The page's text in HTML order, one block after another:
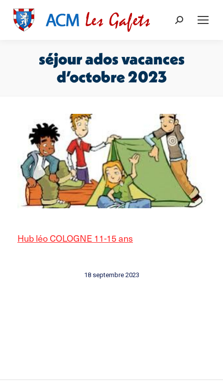
Recherche
séjour ados vacances
d’octobre 2023
Hub léo COLOGNE 11-15 ans
18 septembre 2023